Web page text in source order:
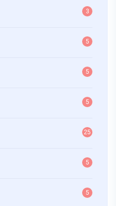
3
5
5
5
25
5
5